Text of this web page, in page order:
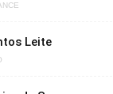
Leite